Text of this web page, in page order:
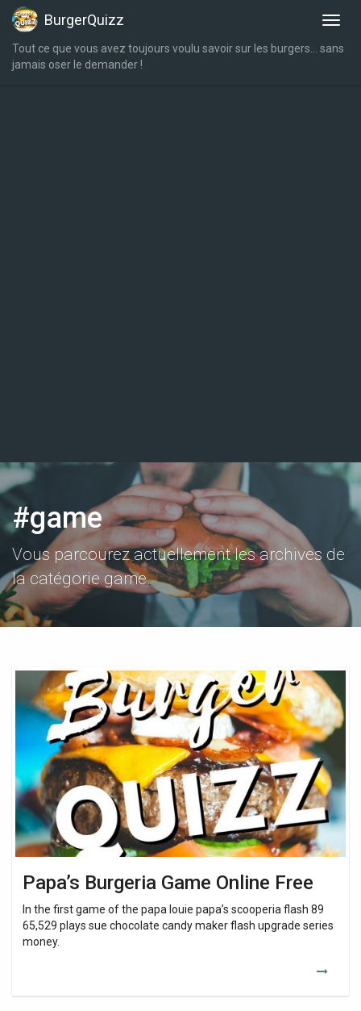
BurgerQuizz
Tout ce que vous avez toujours voulu savoir sur les burgers… sans
jamais oser le demander !
#game
Vous parcourez actuellement les archives de
la catégorie game.
Papa’s Burgeria Game Online Free
In the first game of the papa louie papa’s scooperia flash 89
65,529 plays sue chocolate candy maker flash upgrade series
money.
Papa’s
Burgeria
Game
Online